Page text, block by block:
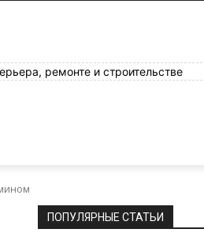
ремонте и строительстве
ПОПУЛЯРНЫЕ СТАТЬИ